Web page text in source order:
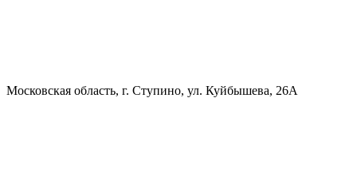
Московская область, г. Ступино, ул. Куйбышева, 26А